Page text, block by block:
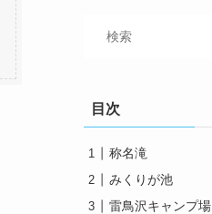
目次
称名滝
みくりが池
雷鳥沢キャンプ場